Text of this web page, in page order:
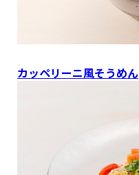
カッペリーニ風そうめん